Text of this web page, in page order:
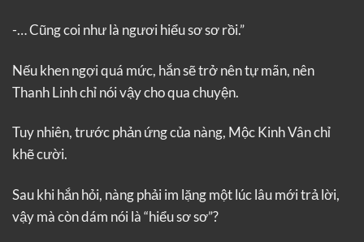
-… Cũng coi như là ngươi hiểu sơ sơ rồi.”
Nếu khen ngợi quá mức, hắn sẽ trở nên tự mãn, nên
Thanh Linh chỉ nói vậy cho qua chuyện.
Tuy nhiên, trước phản ứng của nàng, Mộc Kinh Vân chỉ
khẽ cười.
Sau khi hắn hỏi, nàng phải im lặng một lúc lâu mới trả lời,
vậy mà còn dám nói là “hiểu sơ sơ”?